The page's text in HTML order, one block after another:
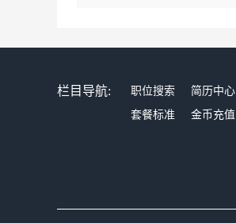
栏目导航: 职位搜索 简历中心
套餐标准
金币充值